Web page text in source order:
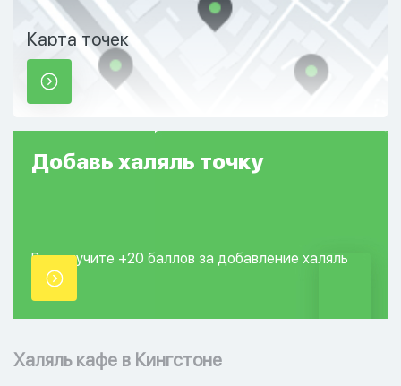
Карта точек
Добавь халяль точку
Вы получите +20 баллов за добавление халяль
точки.
Халяль кафе в Кингстоне